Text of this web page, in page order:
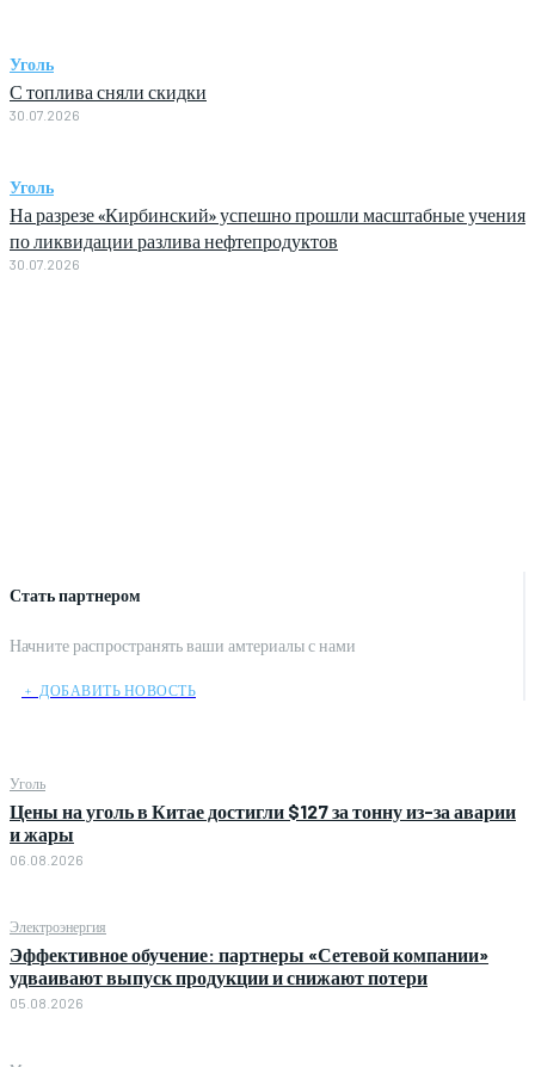
Стать партнером
Начните распространять ваши амтериалы с нами
﹢ ДОБАВИТЬ НОВОСТЬ
Уголь
Цены на уголь в Китае достигли $127 за тонну из-за аварии
и жары
06.08.2026
Электроэнергия
Эффективное обучение: партнеры «Сетевой компании»
удваивают выпуск продукции и снижают потери
05.08.2026
Уголь
С топлива сняли скидки
30.07.2026
Уголь
На разрезе «Кирбинский» успешно прошли масштабные учения
по ликвидации разлива нефтепродуктов
30.07.2026